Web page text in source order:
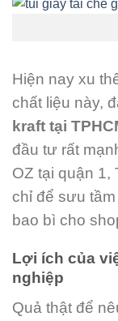
Hiện nay xu
chất liệu này,
kraft tại
đầu tư rất
OZ tại quận 1,
chỉ để sưu
bao bì cho
Lợi ích của
nghiệp
Quả thật để